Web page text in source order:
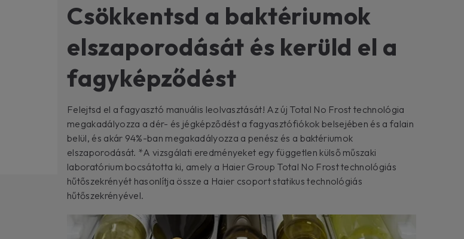
Csökkentsd a baktériumok
elszaporodását és kerüld el a
fagyképződést
Felejtsd el a fagyasztó manuális leolvasztását! Az új Total No Frost technológia
megakadályozza a dér- és jégképződést a fagyasztófiókok belsejében és a falain
belül, és akár 94%-ban megakadályozza a penész és a baktériumok
elszaporodását. *A vizsgálati eredményeket egy független külső műszaki
laboratórium bocsátotta ki, amely a Haier Group Total No Frost technológiás
hűtőszekrényét hasonlítja össze a Haier csoport statikus technológiás
hűtőszekrényével.